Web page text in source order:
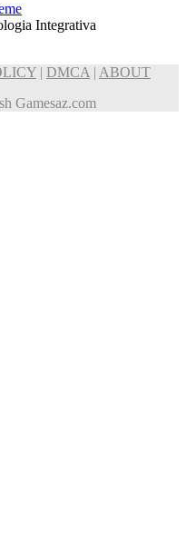
Integrativa
| DMCA | ABOUT
Gamesaz.com